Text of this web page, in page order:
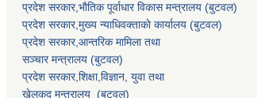
प्रदेश सरकार,भाैतिक पूर्वाधार विकास मन्त्रालय (बुटवल)
प्रदेश सरकार,मुख्य न्याधिवक्ताकाे कार्यालय (बुटवल)
प्रदेश सरकार,आन्तरिक मामिला तथा
सञ्चार मन्त्रालय (बुटवल)
प्रदेश सरकार,शिक्षा,विज्ञान, युवा तथा
खेलकुद मन्त्रालय (बुटवल)